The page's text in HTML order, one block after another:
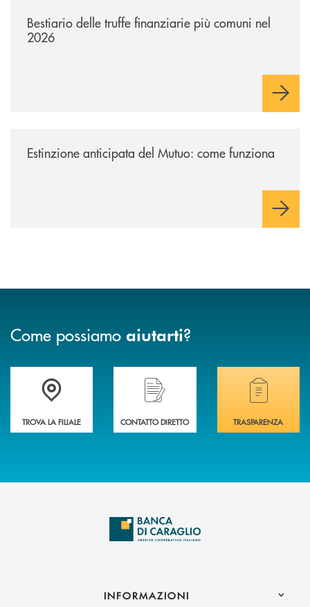
Bestiario delle truffe finanziarie più comuni nel
2026
Estinzione anticipata del Mutuo: come funziona
Come possiamo aiutarti?
Accedi all' elenco completo delle filiali di Banca di Caraglio.
TROVA LA FILIALE
Hai bisogno di assistenza immediata?
CONTATTO DIRETTO
Hai bisogno di
TRASPARENZA
INFORMAZIONI